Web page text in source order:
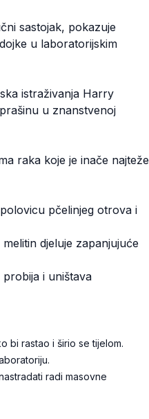
sastojak, pokazuje
u laboratorijskim
istraživanja Harry
u znanstvenoj
raka koje je inače najteže
pčelinjeg otrova i
djeluje zapanjujuće
i uništava
bi rastao i širio se tijelom.
radi masovne